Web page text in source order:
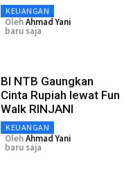
KEUANGAN
OlehAhmad Yani
baru saja
BI NTB Gaungkan
Cinta Rupiah lewat Fun
Walk RINJANI
KEUANGAN
OlehAhmad Yani
baru saja